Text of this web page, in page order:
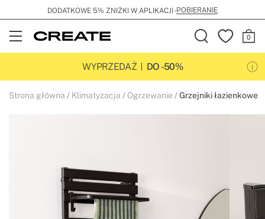
DODATKOWE 5% ZNIŻKI W APLIKACJI -POBIERANIE
Open
Menu
WYPRZEDAŻ
DO -50%
Strona główna Klimatyzacja Ogrzewanie Grzejniki łazienkowe